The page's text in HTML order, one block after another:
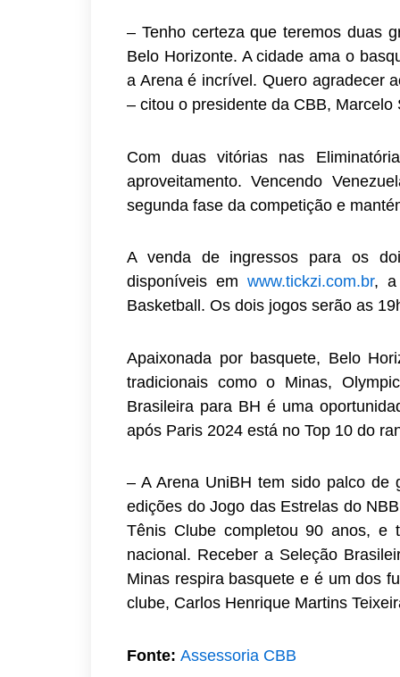
– Tenho certeza que teremos duas
Belo Horizonte. A cidade ama o
a Arena é incrível. Quero agradecer
– citou o presidente da CBB, Marcelo
Com duas vitórias nas
aproveitamento. Vencendo
segunda fase da competição e
A venda de ingressos para os
disponíveis emwww.tickzi.com.br, a
Basketball. Os dois jogos serão as
Apaixonada por basquete, Belo
tradicionais como o Minas,
Brasileira para BH é uma
após Paris 2024 está no Top 10 do
– A Arena UniBH tem sido palco de
edições do Jogo das Estrelas do
Tênis Clube completou 90 anos, e
nacional. Receber a Seleção
Minas respira basquete e é um dos
clube, Carlos Henrique Martins
Fonte: Assessoria CBB